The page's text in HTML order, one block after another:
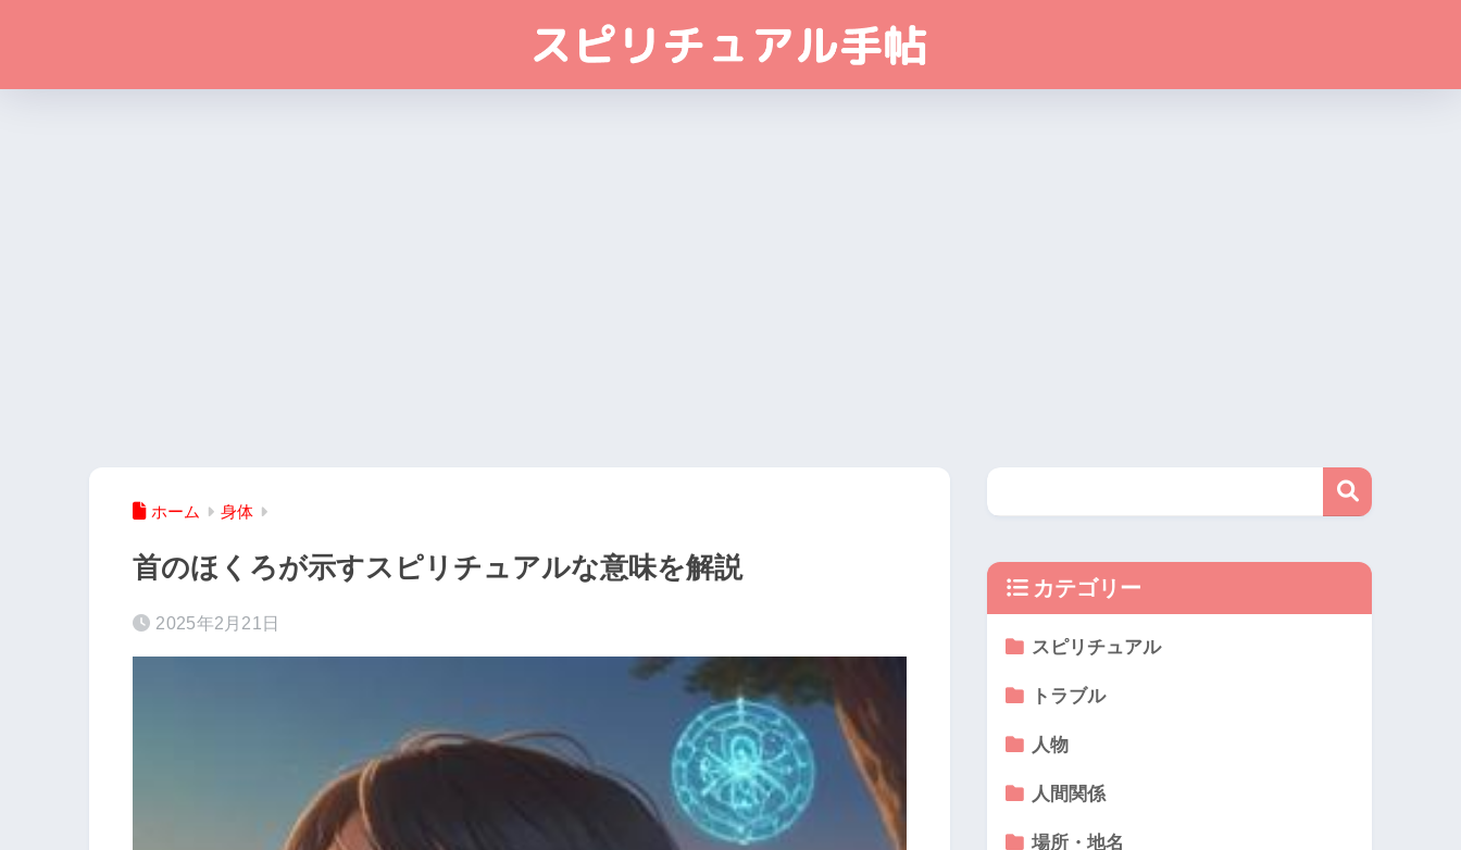
ホーム 身体
首のほくろが示すスピリチュアルな意味を解説
2025年2月21日
カテゴリー
スピリチュアル
トラブル
人物
人間関係
場所・地名